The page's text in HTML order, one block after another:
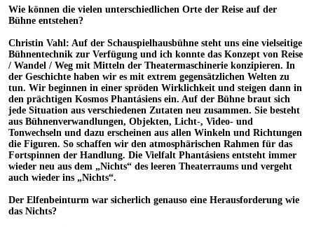
Wie können die vielen unterschiedlichen Orte der Reise auf der
Bühne entstehen?
Christin Vahl: Auf der Schauspielhausbühne steht uns eine vielseitige
Bühnentechnik zur Verfügung und ich konnte das Konzept von Reise
/ Wandel / Weg mit Mitteln der Theatermaschinerie konzipieren. In
der Geschichte haben wir es mit extrem gegensätzlichen Welten zu
tun. Wir beginnen in einer spröden Wirklichkeit und steigen dann in
den prächtigen Kosmos Phantásiens ein. Auf der Bühne braut sich
jede Situation aus verschiedenen Zutaten neu zusammen. Sie besteht
aus Bühnenverwandlungen, Objekten, Licht-, Video- und
Tonwechseln und dazu erscheinen aus allen Winkeln und Richtungen
die Figuren. So schaffen wir den atmosphärischen Rahmen für das
Fortspinnen der Handlung. Die Vielfalt Phantásiens entsteht immer
wieder neu aus dem „Nichts“ des leeren Theaterraums und vergeht
auch wieder ins „Nichts“.
Der Elfenbeinturm war sicherlich genauso eine Herausforderung wie
das Nichts?